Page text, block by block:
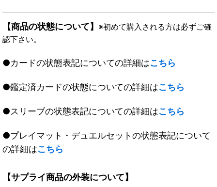
【商品の状態について】 ※初めて購入される方は必ずご確
認下さい。
●カードの状態表記についての詳細はこちら
●鑑定済カードの状態についての詳細はこちら
●スリーブの状態表記についての詳細はこちら
●プレイマット・デュエルセットの状態表記について
の詳細はこちら
【サプライ商品の外装について】